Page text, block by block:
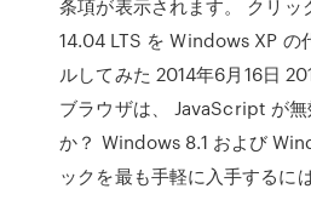
条項が表示されます。 クリ
14.04 LTS を Windows XP の
ルしてみた 2014年6月16日
ブラウザは、 JavaScript が
か？ Windows 8.1 および
ックを最も手軽に入手するに